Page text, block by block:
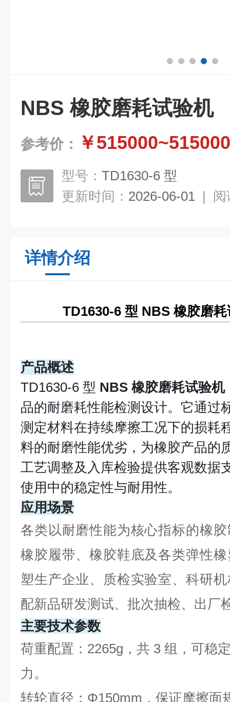
NBS 橡胶磨耗试验机
参考价： ￥515000~515000
型号： TD1630-6 型
更新时间： 2026-06-01 | 阅
详情介绍
TD1630-6 型 NBS 橡胶磨
产品概述
TD1630-6 型 NBS 橡胶磨耗试验机
品的耐磨耗性能检测设计。它通过
测定材料在持续摩擦工况下的损耗
料的耐磨性能优劣，为橡胶产品的
工艺调整及入库检验提供客观数据
使用中的稳定性与耐用性。
应用场景
各类以耐磨性能为核心指标的橡
橡胶履带、橡胶鞋底及各类弹性
塑生产企业、质检实验室、科研
配新品研发测试、批次抽检、出厂
主要技术参数
荷重配置：2265g，共 3 组，可稳
力。
转轮直径：Φ150mm，保证摩擦面